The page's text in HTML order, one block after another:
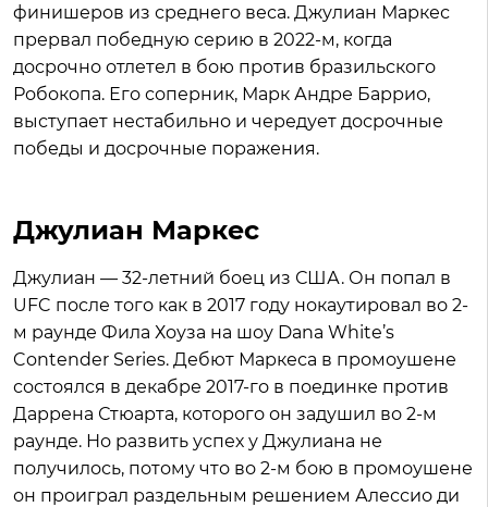
финишеров из среднего веса. Джулиан Маркес
прервал победную серию в 2022-м, когда
досрочно отлетел в бою против бразильского
Робокопа. Его соперник, Марк Андре Баррио,
выступает нестабильно и чередует досрочные
победы и досрочные поражения.
Джулиан Маркес
Джулиан — 32-летний боец из США. Он попал в
UFC после того как в 2017 году нокаутировал во 2-
м раунде Фила Хоуза на шоу Dana White’s
Contender Series. Дебют Маркеса в промоушене
состоялся в декабре 2017-го в поединке против
Даррена Стюарта, которого он задушил во 2-м
раунде. Но развить успех у Джулиана не
получилось, потому что во 2-м бою в промоушене
он проиграл раздельным решением Алессио ди